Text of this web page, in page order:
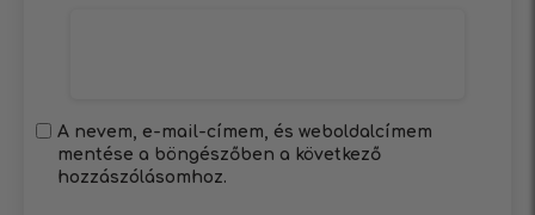
A nevem, e-mail-címem, és weboldalcímem
mentése a böngészőben a következő
hozzászólásomhoz.